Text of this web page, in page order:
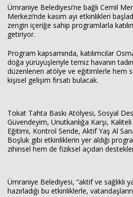
Ümraniye Belediyesi’ne bağlı Cemil
Merkezi’nde kasım ayı etkinlikleri
zengin içeriğe sahip programlarla
getiriyor.
Program kapsamında, katılımcılar
doğa yürüyüşleriyle temiz havanın
düzenlenen atölye ve eğitimlerle hem
kişisel gelişim fırsatı bulacak.
Tokat Tahta Baskı Atölyesi, Sosyal
Güvendeyim, Unutkanlığa Karşı,
Eğitimi, Kontrol Sende, Aktif Yaş Al
Boşluk gibi etkinliklerin yer aldığı
zihinsel hem de fiziksel açıdan
Ümraniye Belediyesi, “aktif ve sağlıklı
hazırladığı bu etkinliklerle,